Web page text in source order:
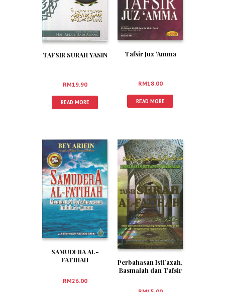
TAFSIR SURAH YASIN
RM19.90
READ MORE
Tafsir Juz ‘Amma
RM18.00
READ MORE
SAMUDERA AL-
FATIHAH
RM26.00
Perbahasan Isti’azah,
Basmalah dan Tafsir